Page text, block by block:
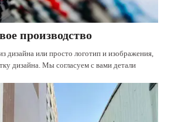
производство
дизайна или просто логотип и изображения,
дизайна. Мы согласуем с вами детали